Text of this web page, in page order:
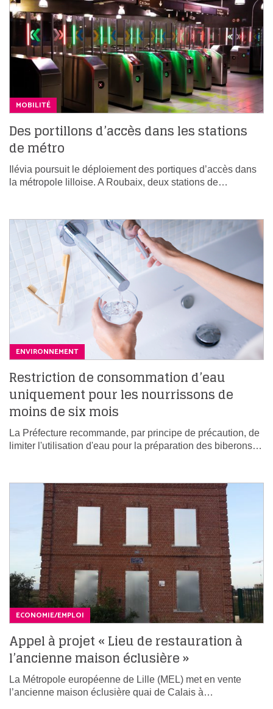
MOBILITÉ
Des portillons d’accès dans les stations
de métro
Ilévia poursuit le déploiement des portiques d’accès dans
la métropole lilloise. A Roubaix, deux stations de…
ENVIRONNEMENT
Restriction de consommation d’eau
uniquement pour les nourrissons de
moins de six mois
La Préfecture recommande, par principe de précaution, de
limiter l'utilisation d'eau pour la préparation des biberons…
ECONOMIE/EMPLOI
Appel à projet « Lieu de restauration à
l’ancienne maison éclusière »
La Métropole européenne de Lille (MEL) met en vente
l’ancienne maison éclusière quai de Calais à…